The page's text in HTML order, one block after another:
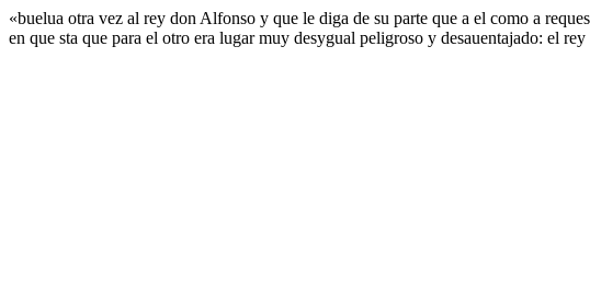
«buelua otra vez al rey don Alfonso y que le diga de su parte que a el como a
en que sta que para el otro era lugar muy desygual peligroso y desauentajado: el